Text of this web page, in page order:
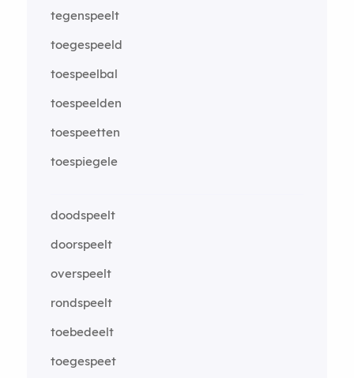
tegenspeelt
toegespeeld
toespeelbal
toespeelden
toespeetten
toespiegele
doodspeelt
doorspeelt
overspeelt
rondspeelt
toebedeelt
toegespeet